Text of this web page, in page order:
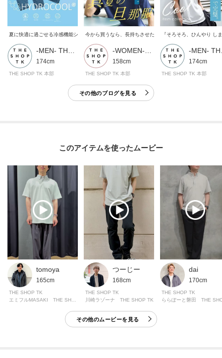
夏に快適に過ごせる冷感機能シリーズ”HYDRO COOL"新登場！！
174cm
THE SHOP TK 本部
今から買うなら、長持ちさせたい！「真夏の旦那服」
158cm
THE SHOP TK 本部
『そろそろ、ひんやり し
174cm
THE SHOP TK 本部
その他のブログを見る
このアイテムを使ったムービー
tomoya
165cm
THE SHOP TK
つーじー
168cm
THE SHOP TK
川崎ラゾーナ THE SHOP TK
dai
170cm
THE SHOP TK
その他のムービーを見る